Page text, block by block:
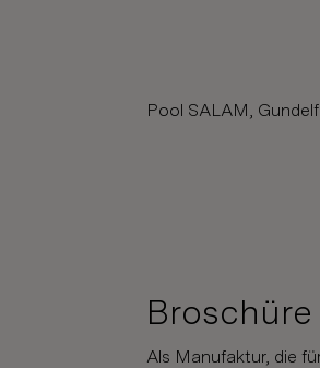
Pool SALAM,
Als Manufaktur, die